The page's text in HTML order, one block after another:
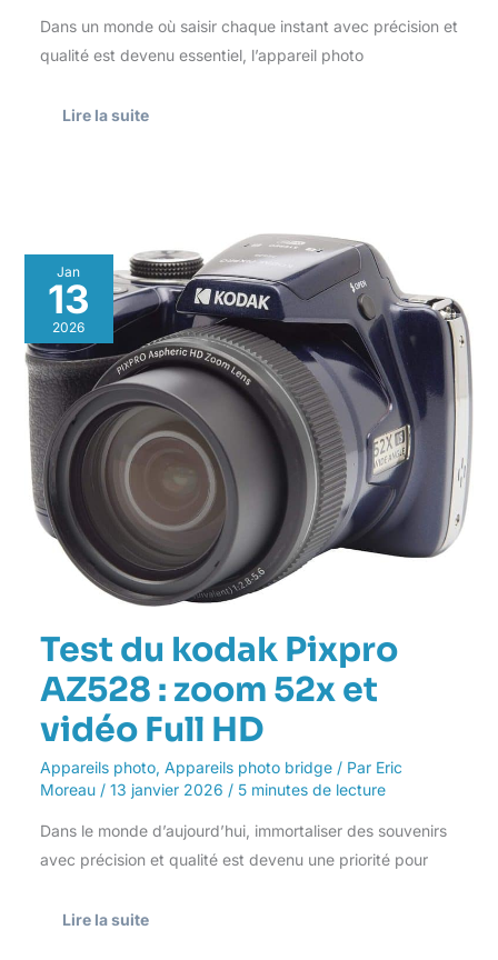
Dans un monde où saisir chaque instant avec précision et
qualité est devenu essentiel, l’appareil photo
Lire la suite
Jan
13
2026
Test du kodak Pixpro
AZ528 : zoom 52x et
vidéo Full HD
Appareils photo, Appareils photo bridge/ Par Eric
Moreau / 13 janvier 2026 / 5 minutes de lecture
Dans le monde d’aujourd’hui, immortaliser des souvenirs
avec précision et qualité est devenu une priorité pour
Test
du
kodak
Pixpro
AZ528
:
zoom
52x
et
vidéo
HD
Lire la suite